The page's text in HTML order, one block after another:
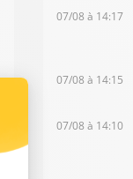
07/08 à 14:17
07/08 à 14:15
07/08 à 14:10